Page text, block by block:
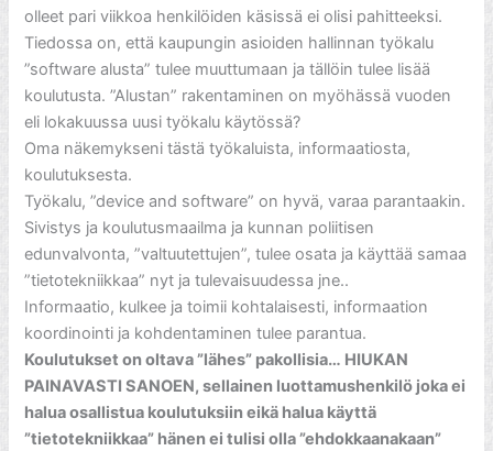
olleet pari viikkoa henkilöiden käsissä ei olisi pahitteeksi.
Tiedossa on, että kaupungin asioiden hallinnan työkalu
”software alusta” tulee muuttumaan ja tällöin tulee lisää
koulutusta. ”Alustan” rakentaminen on myöhässä vuoden
eli lokakuussa uusi työkalu käytössä?
Oma näkemykseni tästä työkaluista, informaatiosta,
koulutuksesta.
Työkalu, ”device and software” on hyvä, varaa parantaakin.
Sivistys ja koulutusmaailma ja kunnan poliitisen
edunvalvonta, ”valtuutettujen”, tulee osata ja käyttää samaa
”tietotekniikkaa” nyt ja tulevaisuudessa jne..
Informaatio, kulkee ja toimii kohtalaisesti, informaation
koordinointi ja kohdentaminen tulee parantua.
Koulutukset on oltava ”lähes” pakollisia… HIUKAN
PAINAVASTI SANOEN, sellainen luottamushenkilö joka ei
halua osallistua koulutuksiin eikä halua käyttä
”tietotekniikkaa” hänen ei tulisi olla ”ehdokkaanakaan”